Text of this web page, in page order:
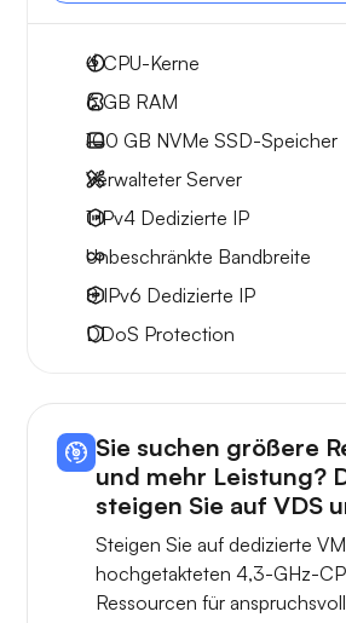
4CPU-Kerne
6 GB RAM
100 GB NVMe SSD-Speicher
Verwalteter Server
1 IPv4 Dedizierte IP
Unbeschränkte Bandbreite
8 IPv6 Dedizierte IP
DDoS Protection
Sie suchen größere
und mehr Leistung?
steigen Sie auf VDS
Steigen Sie auf dedizierte
hochgetakteten 4,3-GHz-
Ressourcen für